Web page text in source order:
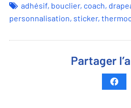
adhésif, bouclier, coach,
personnalisation, sticker,
Partager